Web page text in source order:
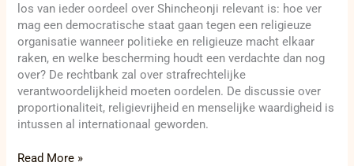
los van ieder oordeel over Shincheonji relevant is: hoe ver
mag een democratische staat gaan tegen een religieuze
organisatie wanneer politieke en religieuze macht elkaar
raken, en welke bescherming houdt een verdachte dan nog
over? De rechtbank zal over strafrechtelijke
verantwoordelijkheid moeten oordelen. De discussie over
proportionaliteit, religievrijheid en menselijke waardigheid is
intussen al internationaal geworden.
Read More »